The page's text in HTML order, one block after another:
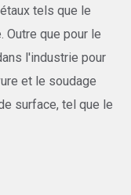
tels que le
que pour le
l'industrie pour
et le soudage
surface, tel que le